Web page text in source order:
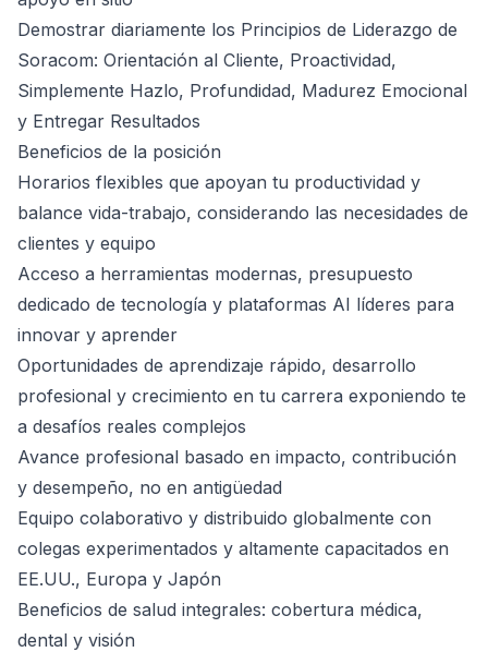
Demostrar diariamente los Principios de Liderazgo de
Soracom: Orientación al Cliente, Proactividad,
Simplemente Hazlo, Profundidad, Madurez Emocional
y Entregar Resultados
Beneficios de la posición
Horarios flexibles que apoyan tu productividad y
balance vida-trabajo, considerando las necesidades de
clientes y equipo
Acceso a herramientas modernas, presupuesto
dedicado de tecnología y plataformas AI líderes para
innovar y aprender
Oportunidades de aprendizaje rápido, desarrollo
profesional y crecimiento en tu carrera exponiendo te
a desafíos reales complejos
Avance profesional basado en impacto, contribución
y desempeño, no en antigüedad
Equipo colaborativo y distribuido globalmente con
colegas experimentados y altamente capacitados en
EE.UU., Europa y Japón
Beneficios de salud integrales: cobertura médica,
dental y visión